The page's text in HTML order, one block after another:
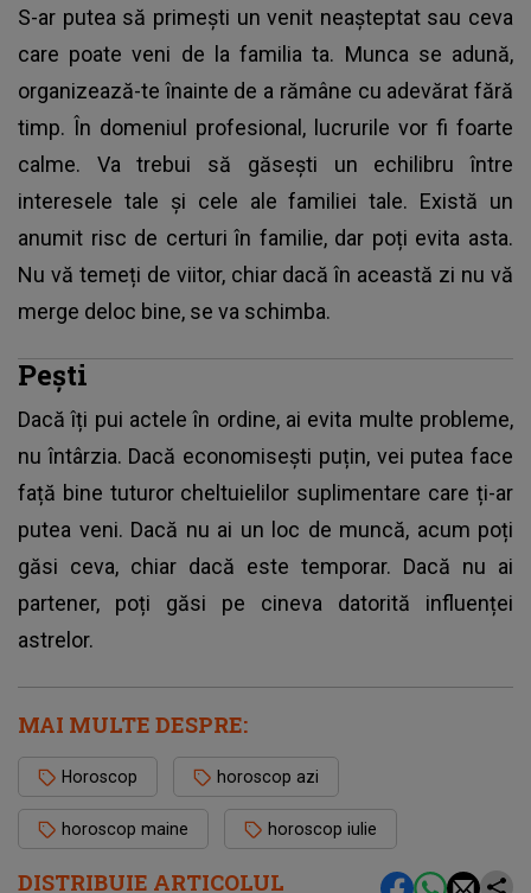
DISTRIBUIE ARTICOLUL
S-ar putea să primești un venit neașteptat sau ceva
care poate veni de la familia ta. Munca se adună,
organizează-te înainte de a rămâne cu adevărat fără
timp. În domeniul profesional, lucrurile vor fi foarte
calme. Va trebui să găsești un echilibru între
interesele tale și cele ale familiei tale. Există un
anumit risc de certuri în familie, dar poți evita asta.
Nu vă temeți de viitor, chiar dacă în această zi nu vă
merge deloc bine, se va schimba.
Pești
Dacă îți pui actele în ordine, ai evita multe probleme,
nu întârzia. Dacă economisești puțin, vei putea face
față bine tuturor cheltuielilor suplimentare care ți-ar
putea veni. Dacă nu ai un loc de muncă, acum poți
găsi ceva, chiar dacă este temporar. Dacă nu ai
partener, poți găsi pe cineva datorită influenței
astrelor.
MAI MULTE DESPRE:
Horoscop horoscop azi
horoscop maine horoscop iulie